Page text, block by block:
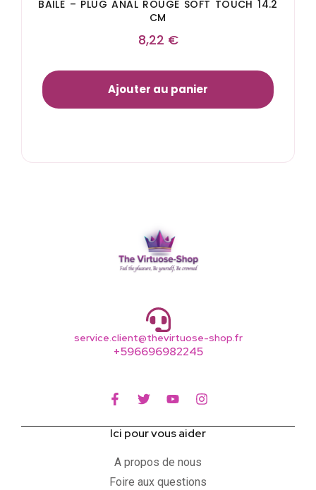
BAILE – PLUG ANAL ROUGE SOFT TOUCH 14.2
CM
8,22 €
Ajouter au panier
service.client@thevirtuose-shop.fr
+596696982245
Ici pour vous aider
A propos de nous
Foire aux questions